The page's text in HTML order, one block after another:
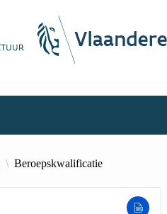
Beroepskwalificatie